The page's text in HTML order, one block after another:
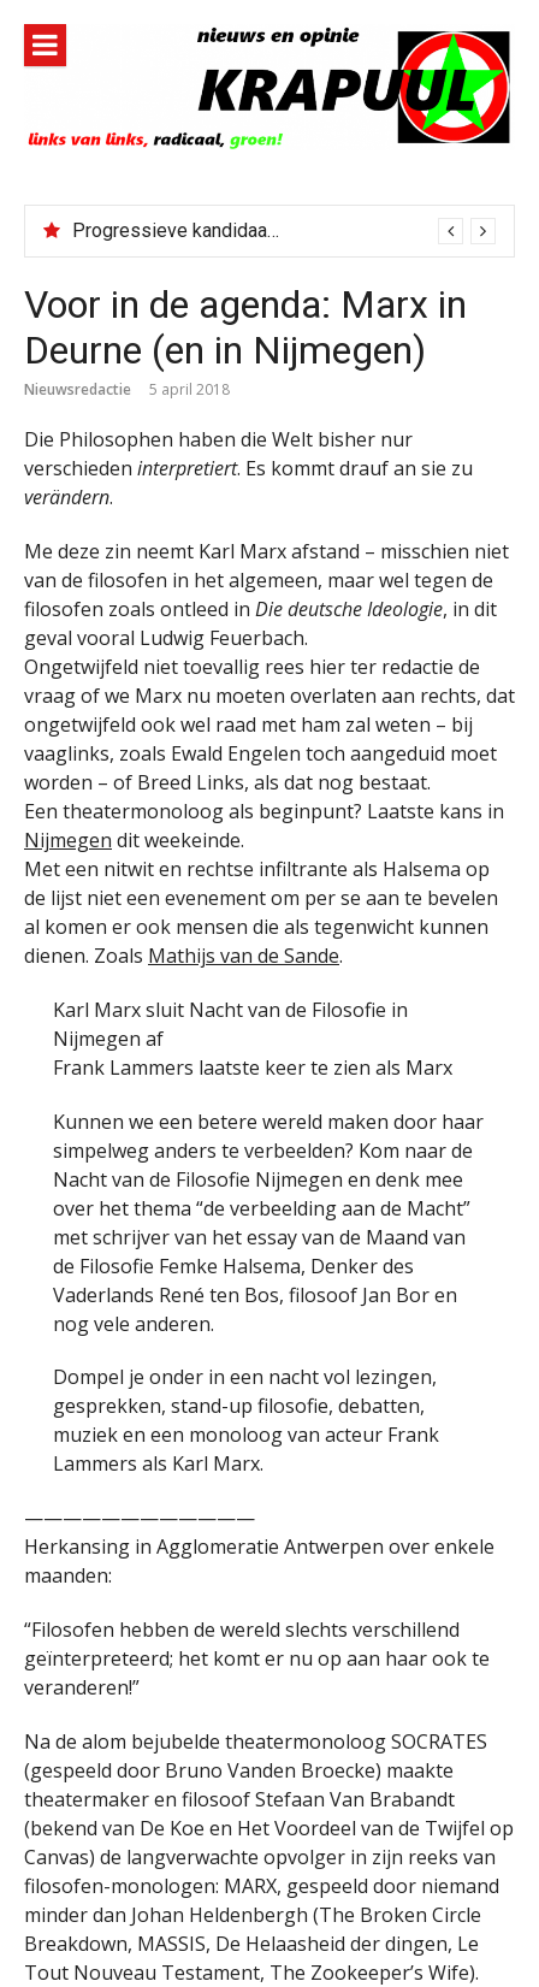
inhoud
Progressieve kandidaat El-Sayed senaatskandidaat Michigan
Voor in de agenda: Marx in
Deurne (en in Nijmegen)
Nieuwsredactie 5 april 2018
Die Philosophen haben die Welt bisher nur
verschieden interpretiert. Es kommt drauf an sie zu
verändern.
Me deze zin neemt Karl Marx afstand – misschien niet
van de filosofen in het algemeen, maar wel tegen de
filosofen zoals ontleed in Die deutsche Ideologie, in dit
geval vooral Ludwig Feuerbach.
Ongetwijfeld niet toevallig rees hier ter redactie de
vraag of we Marx nu moeten overlaten aan rechts, dat
ongetwijfeld ook wel raad met ham zal weten – bij
vaaglinks, zoals Ewald Engelen toch aangeduid moet
worden – of Breed Links, als dat nog bestaat.
Een theatermonoloog als beginpunt? Laatste kans in
Nijmegen dit weekeinde.
Met een nitwit en rechtse infiltrante als Halsema op
de lijst niet een evenement om per se aan te bevelen
al komen er ook mensen die als tegenwicht kunnen
dienen. Zoals Mathijs van de Sande.
Karl Marx sluit Nacht van de Filosofie in
Nijmegen af
Frank Lammers laatste keer te zien als Marx
Kunnen we een betere wereld maken door haar
simpelweg anders te verbeelden? Kom naar de
Nacht van de Filosofie Nijmegen en denk mee
over het thema “de verbeelding aan de Macht”
met schrijver van het essay van de Maand van
de Filosofie Femke Halsema, Denker des
Vaderlands René ten Bos, filosoof Jan Bor en
nog vele anderen.
Dompel je onder in een nacht vol lezingen,
gesprekken, stand-up filosofie, debatten,
muziek en een monoloog van acteur Frank
Lammers als Karl Marx.
————————————
Herkansing in Agglomeratie Antwerpen over enkele
maanden:
“Filosofen hebben de wereld slechts verschillend
geïnterpreteerd; het komt er nu op aan haar ook te
veranderen!”
Na de alom bejubelde theatermonoloog SOCRATES
(gespeeld door Bruno Vanden Broecke) maakte
theatermaker en filosoof Stefaan Van Brabandt
(bekend van De Koe en Het Voordeel van de Twijfel op
Canvas) de langverwachte opvolger in zijn reeks van
filosofen-monologen: MARX, gespeeld door niemand
minder dan Johan Heldenbergh (The Broken Circle
Breakdown, MASSIS, De Helaasheid der dingen, Le
Tout Nouveau Testament, The Zookeeper’s Wife).